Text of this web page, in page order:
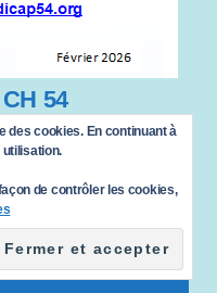
54
des cookies. En continuant à
de contrôler les cookies,